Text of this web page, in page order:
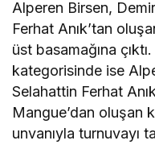
Alperen Birsen,
Ferhat Anık’tan
üst basamağına
kategorisinde ise
Selahattin Ferhat
Mangue’dan oluşan
unvanıyla turnuvayı